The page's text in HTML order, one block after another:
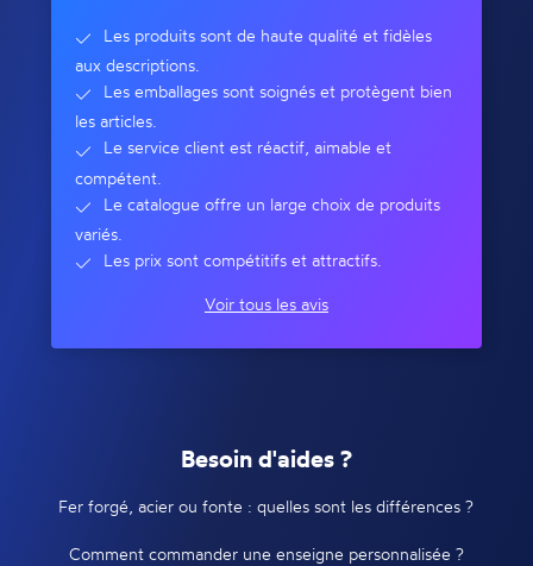
Les produits sont de haute qualité et fidèles
aux descriptions.
Les emballages sont soignés et protègent bien
les articles.
Le service client est réactif, aimable et
compétent.
Le catalogue offre un large choix de produits
variés.
Les prix sont compétitifs et attractifs.
Voir tous les avis
Besoin d'aides ?
Fer forgé, acier ou fonte : quelles sont les différences ?
Comment commander une enseigne personnalisée ?